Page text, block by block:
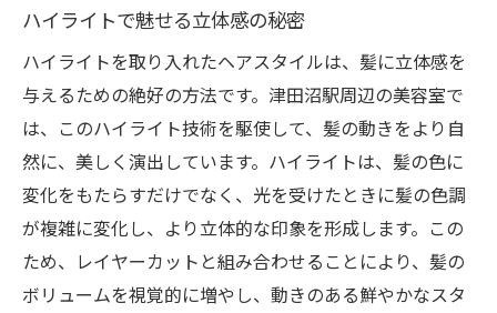
津田沼駅で体感する華やかなハイライト
新しい自分に出会う津田沼駅のレイヤーカット
＆ハイライト
津田沼駅でのスタイルチェンジのすすめ
レイヤーカットとハイライトで新たな自分
を発見
津田沼駅でのスタイル変革のプロセス
ハイライトで魅せる立体感の秘密
ハイライトを取り入れたヘアスタイルは、髪に立体感を
与えるための絶好の方法です。津田沼駅周辺の美容室で
は、このハイライト技術を駆使して、髪の動きをより自
然に、美しく演出しています。ハイライトは、髪の色に
変化をもたらすだけでなく、光を受けたときに髪の色調
が複雑に変化し、より立体的な印象を形成します。この
ため、レイヤーカットと組み合わせることにより、髪の
ボリュームを視覚的に増やし、動きのある鮮やかなスタ